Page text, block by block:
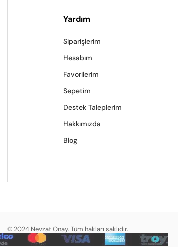
Yardım
Siparişlerim
Hesabım
Favorilerim
Sepetim
Destek Taleplerim
Hakkımızda
Blog
© 2024 Nevzat Onay. Tüm hakları saklıdır.